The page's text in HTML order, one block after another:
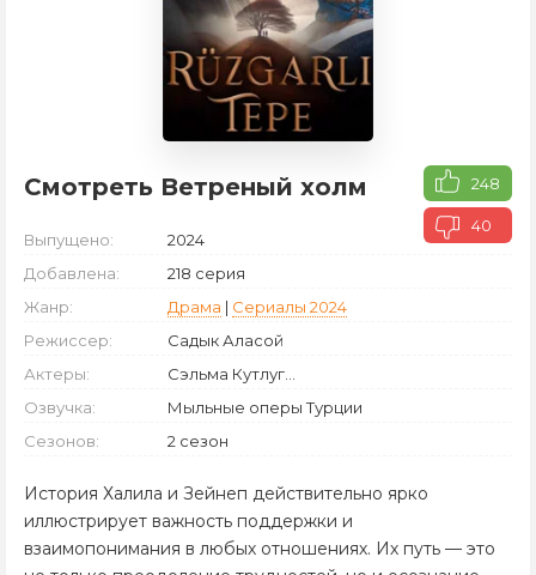
Смотреть Ветреный холм 248
40
Выпущено:
2024
Добавлена:
218 серия
Жанр:
Драма | Сериалы 2024
Режиссер:
Садык Аласой
Актеры:
Сэльма Кутлуг...
Озвучка:
Мыльные оперы Турции
Сезонов:
2 сезон
История Халила и Зейнеп действительно ярко
иллюстрирует важность поддержки и
взаимопонимания в любых отношениях. Их путь — это